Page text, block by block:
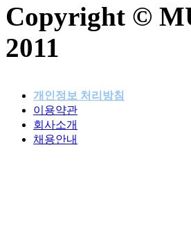
Copyright ©
2011
개인정보 처리방침
이용약관
회사소개
채용안내